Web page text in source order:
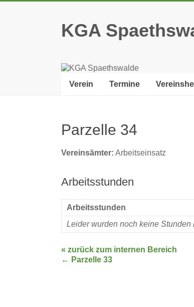
KGA
Verein Termine
Parzelle 34
Vereinsämter: Arbeitseinsatz
Arbeitsstunden
Arbeitsstunden
Leider wurden noch keine
« zurück zum internen Bereich
← Parzelle 33